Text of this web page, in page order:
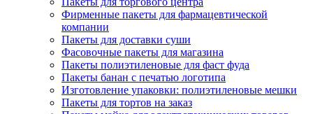
Фирменные пакеты для фармацевтической
компании
Пакеты для доставки суши
Фасовочные пакеты для магазина
Пакеты полиэтиленовые для фаст фуда
Пакеты банан с печатью логотипа
Изготовление упаковки: полиэтиленовые мешки
Пакеты для тортов на заказ